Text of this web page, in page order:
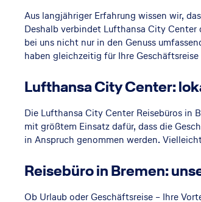
Aus langjähriger Erfahrung wissen wir,
Deshalb verbindet Lufthansa City
bei uns nicht nur in den Genuss
haben gleichzeitig für Ihre
Lufthansa City Center:
Die Lufthansa City Center Reisebüros in
mit größtem Einsatz dafür, dass die
in Anspruch genommen werden.
Reisebüro in Bremen:
Ob Urlaub oder Geschäftsreise – Ihre